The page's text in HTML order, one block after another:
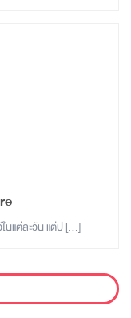
นแต่ละวัน แต่ป […]